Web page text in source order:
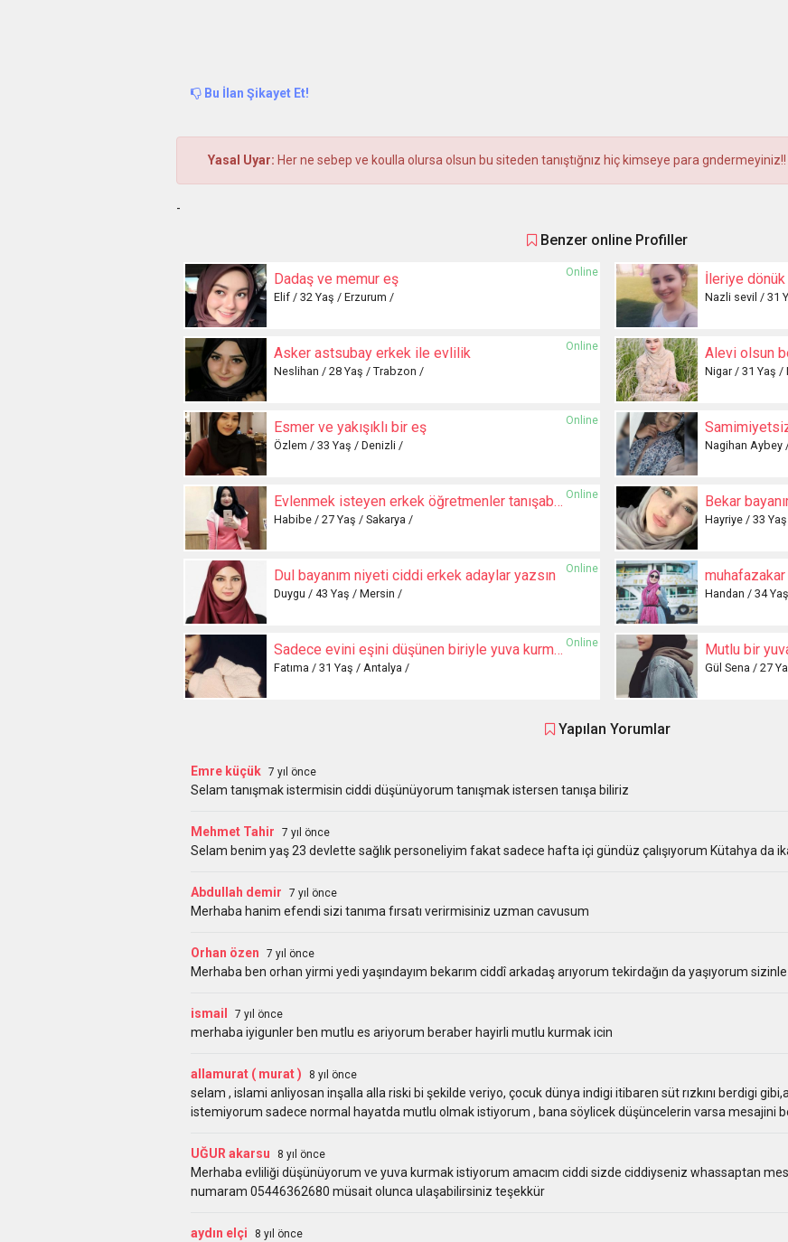
Bu İlan Şikayet Et!
Yasal Uyar: Her ne sebep ve koulla olursa olsun bu siteden tanıştığnız hiç kimseye para
-
Benzer online Profiller
Online
Dadaş ve memur eş
Elif / 32 Yaş / Erzurum /
İleriye
Nazli sevil / 31
Online
Asker astsubay erkek ile evlilik
Neslihan / 28 Yaş / Trabzon /
Alevi olsun
Nigar / 31 Yaş /
Online
Esmer ve yakışıklı bir eş
Özlem / 33 Yaş / Denizli / Nagihan Aybey
Online
Evlenmek isteyen erkek öğretmenler tanışabiliriz
Habibe / 27 Yaş / Sakarya /
Bekar
Hayriye / 33
Online
Dul bayanım niyeti ciddi erkek adaylar yazsın
Duygu / 43 Yaş / Mersin / Handan / 34
Online
Sadece evini eşini düşünen biriyle yuva kurmak istiyorum
Fatıma / 31 Yaş / Antalya /
Mutlu bir
Gül Sena / 27
Yapılan Yorumlar
Emre küçük 7 yıl önce
Selam tanışmak istermisin ciddi düşünüyorum tanışmak istersen tanışa biliriz
Mehmet Tahir 7 yıl önce
Selam benim yaş 23 devlette sağlık personeliyim fakat sadece hafta içi gündüz çalışıyorum Kütahya da
Abdullah demir 7 yıl önce
Merhaba hanim efendi sizi tanıma fırsatı verirmisiniz uzman cavusum
Orhan özen 7 yıl önce
Merhaba ben orhan yirmi yedi yaşındayım bekarım ciddî arkadaş arıyorum tekirdağın da yaşıyorum
ismail 7 yıl önce
merhaba iyigunler ben mutlu es ariyorum beraber hayirli mutlu kurmak icin
allamurat ( murat ) 8 yıl önce
selam , islami anliyosan inşalla alla riski bi şekilde veriyo, çocuk dünya indigi itibaren süt rızkını berdigi
istemiyorum sadece normal hayatda mutlu olmak istiyorum , bana söylicek düşüncelerin varsa mesajini
UĞUR akarsu 8 yıl önce
Merhaba evliliği düşünüyorum ve yuva kurmak istiyorum amacım ciddi sizde ciddiyseniz whassaptan
numaram 05446362680 müsait olunca ulaşabilirsiniz teşekkür
aydın elçi 8 yıl önce